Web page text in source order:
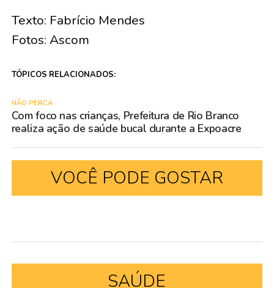
Texto: Fabrício Mendes
Fotos: Ascom
TÓPICOS RELACIONADOS:
NÃO PERCA
Com foco nas crianças, Prefeitura de Rio Branco
realiza ação de saúde bucal durante a Expoacre
VOCÊ PODE GOSTAR
SAÚDE